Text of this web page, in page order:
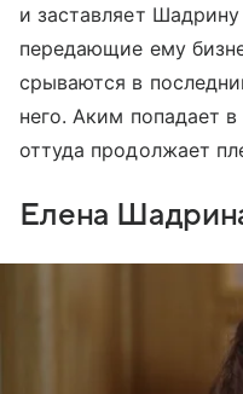
и заставляет
передающие ему
срываются в
него. Аким попадает
оттуда продолжает
Елена